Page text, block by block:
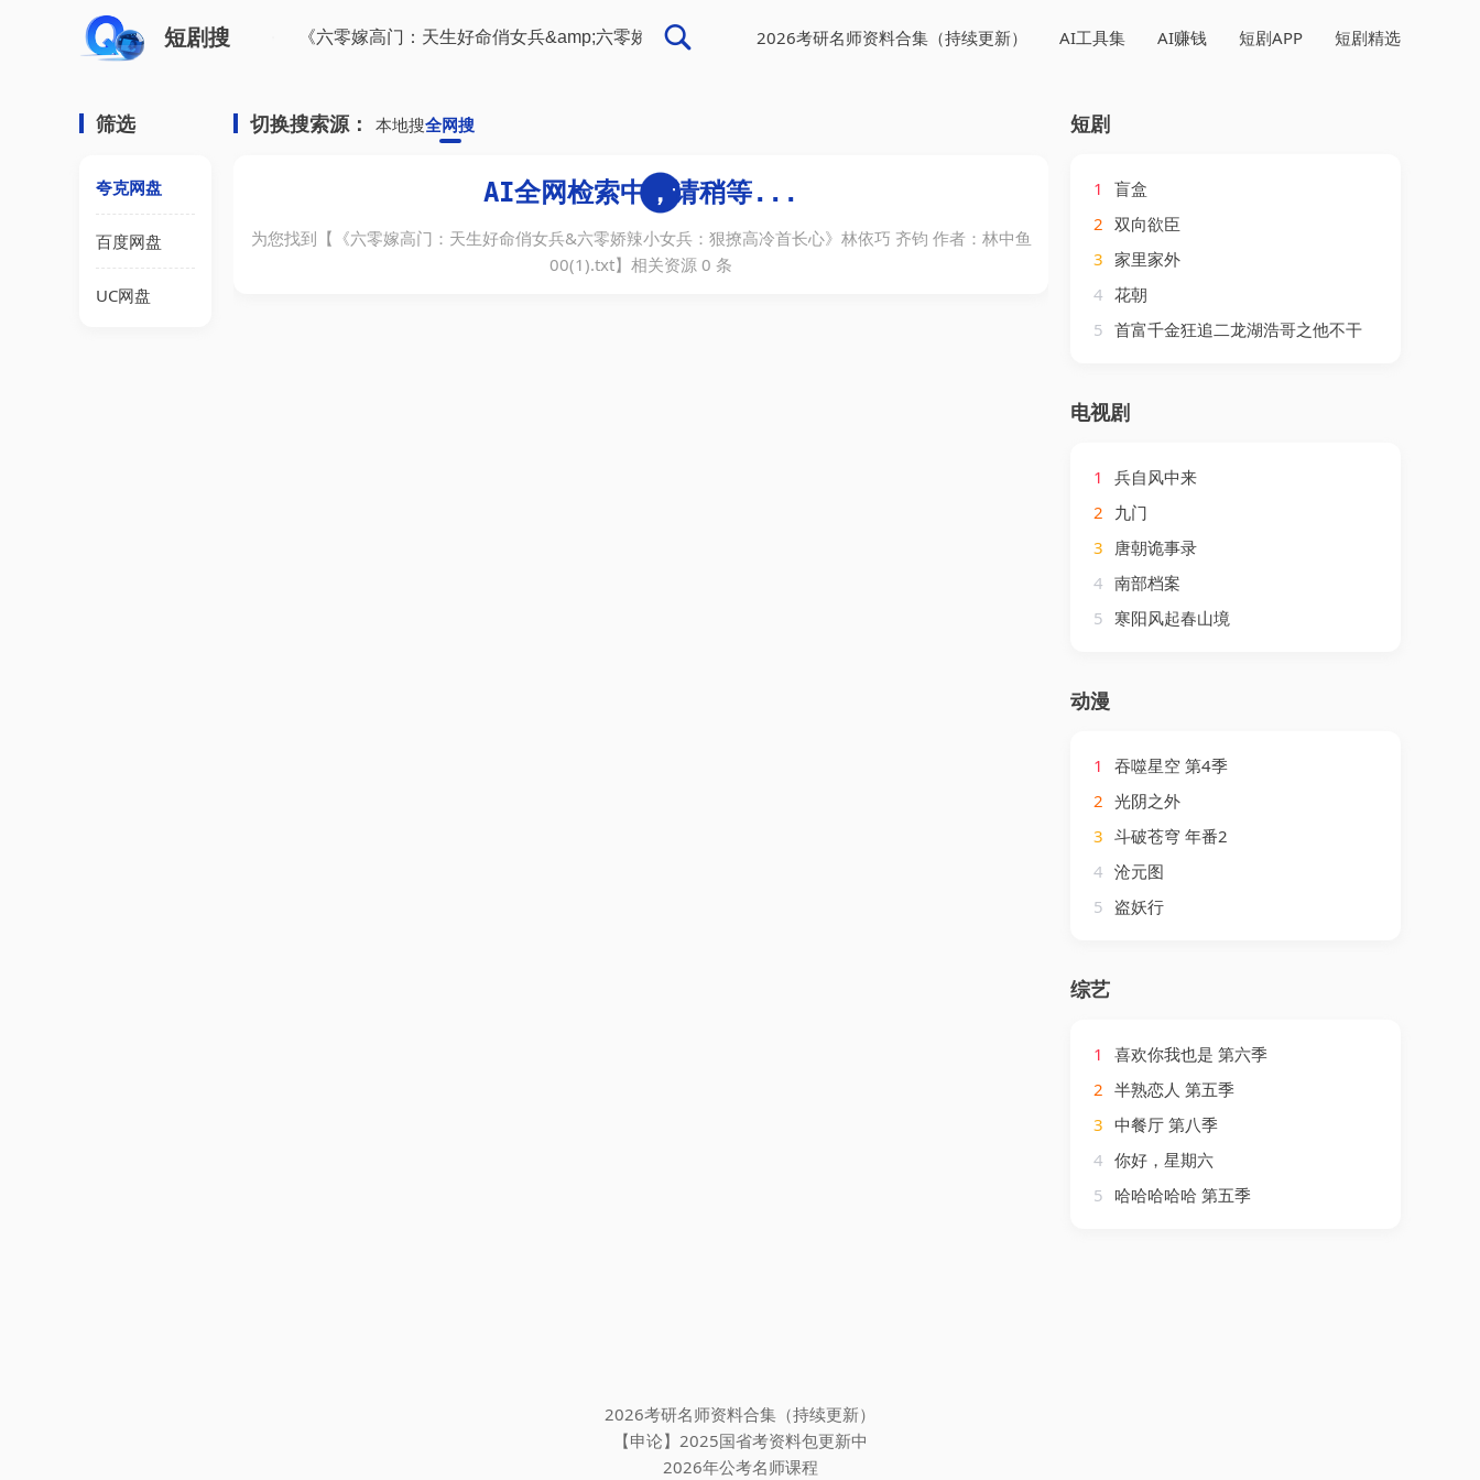
短剧搜 2026考研名师资料合集（持续更新） AI工具集 AI赚钱 短剧APP 短剧精选
筛选
夸克网盘
百度网盘
UC网盘
切换搜索源： 本地搜全网搜
为您找到【 《六零嫁高门：天生好命俏女兵&六零娇辣小女兵：狠撩高冷首长心》林依巧 齐钧 作者：林中鱼
00(1).txt】相关资源 0 条
短剧
1
盲盒
2 双向欲臣
3 家里家外
4 花朝
5 首富千金狂追二龙湖浩哥之他不干
电视剧
1
兵自风中来
2 九门
3 唐朝诡事录
4 南部档案
5 寒阳风起春山境
动漫
1
吞噬星空 第4季
2 光阴之外
3 斗破苍穹 年番2
4 沧元图
5 盗妖行
综艺
1
喜欢你我也是 第六季
2 半熟恋人 第五季
3 中餐厅 第八季
4 你好，星期六
5 哈哈哈哈哈 第五季
2026考研名师资料合集（持续更新）
【申论】2025国省考资料包更新中
2026年公考名师课程